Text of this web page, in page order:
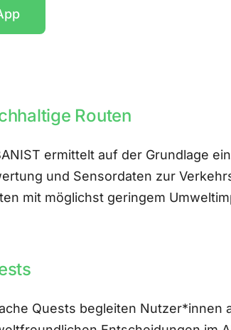
Routen
ermittelt auf der Grundlage
und Sensordaten zur
mit möglichst geringem
Quests begleiten Nutzer*innen